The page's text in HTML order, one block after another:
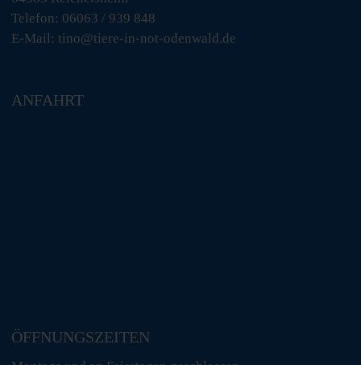
Telefon: 06063 / 939 848
E-Mail: tino@tiere-in-not-odenwald.de
ANFAHRT
ÖFFNUNGSZEITEN